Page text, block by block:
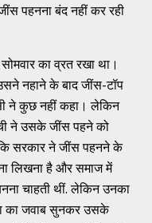
पहनना बंद नहीं कर रही
का व्रत रखा था।
नहाने के बाद जींस-टॉप
ने कुछ नहीं कहा। लेकिन
ने उसके जींस पहने को
सरकार ने जींस पहनने के
लिखना है और समाज में
चाहती थीं. लेकिन उनका
का जवाब सुनकर उसके